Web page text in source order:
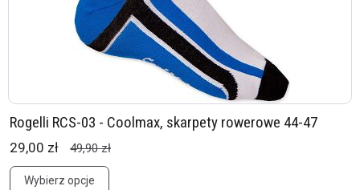
Rogelli RCS-03 - Coolmax, skarpety rowerowe 44-47
29,00 zł 49,90 zł
Wybierz opcje